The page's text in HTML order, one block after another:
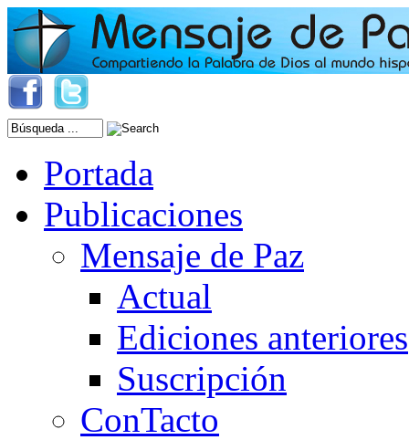
Portada
Publicaciones
Mensaje de Paz
Actual
Ediciones anteriores
Suscripción
ConTacto